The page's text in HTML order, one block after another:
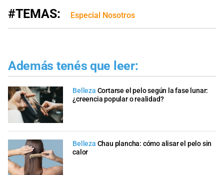
#TEMAS: Especial Nosotros
Además tenés que leer:
Belleza Cortarse el pelo según la fase lunar:
¿creencia popular o realidad?
Belleza Chau plancha: cómo alisar el pelo sin
calor